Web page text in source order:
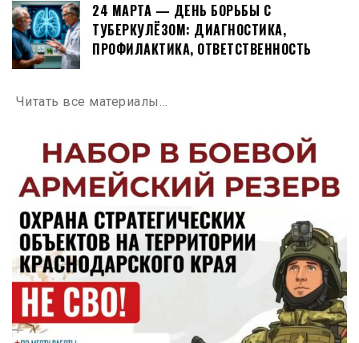
24 МАРТА — ДЕНЬ БОРЬБЫ С
ТУБЕРКУЛЁЗОМ: ДИАГНОСТИКА,
ПРОФИЛАКТИКА, ОТВЕТСТВЕННОСТЬ
Читать все материалы…